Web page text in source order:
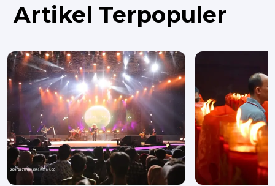
Artikel Terpopuler